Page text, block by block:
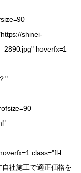
shinei-
hoverfx=1
"
class="fl-l
社施工で適正価格を